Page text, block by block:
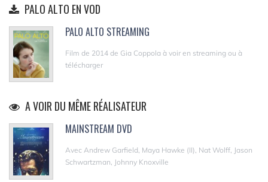
PALO ALTO EN VOD
PALO ALTO STREAMING
Film de 2014 de Gia Coppola à voir en streaming ou à
télécharger
A VOIR DU MÊME RÉALISATEUR
MAINSTREAM DVD
Avec Andrew Garfield, Maya Hawke (II), Nat Wolff, Jason
Schwartzman, Johnny Knoxville